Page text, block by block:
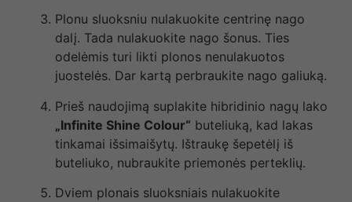
Plonu sluoksniu nulakuokite centrinę nago
dalį. Tada nulakuokite nago šonus. Ties
odelėmis turi likti plonos nenulakuotos
juostelės. Dar kartą perbraukite nago galiuką.
Prieš naudojimą suplakite hibridinio nagų lako
„Infinite Shine Colour“ buteliuką, kad lakas
tinkamai išsimaišytų. Ištraukę šepetėlį iš
buteliuko, nubraukite priemonės perteklių.
Dviem plonais sluoksniais nulakuokite